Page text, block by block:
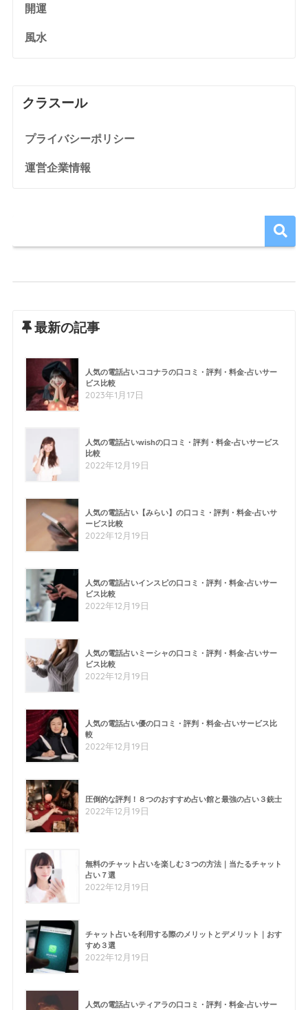
開運
風水
クラスール
プライバシーポリシー
運営企業情報
最新の記事
人気の電話占いココナラの口コミ・評判・料金-占いサー
ビス比較
2023年1月17日
人気の電話占いwishの口コミ・評判・料金-占いサービス
比較
2022年12月19日
人気の電話占い【みらい】の口コミ・評判・料金-占いサ
ービス比較
2022年12月19日
人気の電話占いインスピの口コミ・評判・料金-占いサー
ビス比較
2022年12月19日
人気の電話占いミーシャの口コミ・評判・料金-占いサー
ビス比較
2022年12月19日
人気の電話占い優の口コミ・評判・料金-占いサービス比
較
2022年12月19日
圧倒的な評判！８つのおすすめ占い館と最強の占い３銃士
2022年12月19日
無料のチャット占いを楽しむ３つの方法｜当たるチャット
占い７選
2022年12月19日
チャット占いを利用する際のメリットとデメリット｜おす
すめ３選
2022年12月19日
人気の電話占いティアラの口コミ・評判・料金-占いサー